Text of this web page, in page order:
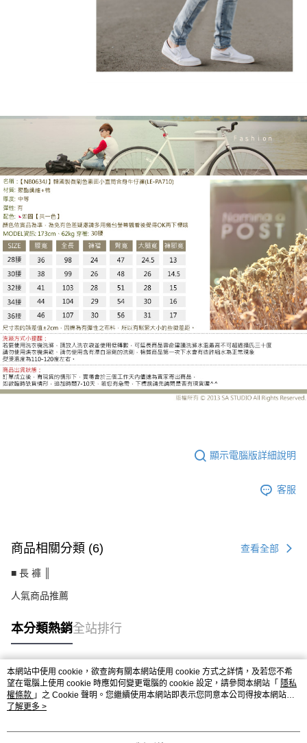
顯示電腦版詳細說明
客服
商品相關分類 (6) 查看全部
■ 長 褲 ║
人氣商品推薦
本分類熱銷全站排行
熱門標籤
本網站中使用 cookie，欲查詢有關本網站使用 cookie 方式之詳情，及若您不希
望在電腦上使用 cookie 時應如何變更電腦的 cookie 設定，請參閱本網站「 隱私
權條款 」之 Cookie 聲明。您繼續使用本網站即表示您同意本公司得按本網站使
用條款之 Cookie 聲明使用 cookie。
了解更多 >